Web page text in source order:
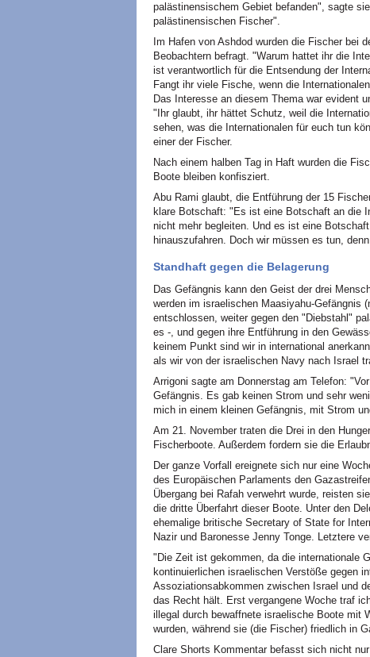
palästinensischem Gebiet befanden", sagte
palästinensischen Fischer".
Im Hafen von Ashdod wurden die Fischer bei
Beobachtern befragt. "Warum hattet ihr die
ist verantwortlich für die Entsendung der
Fangt ihr viele Fische, wenn die
Das Interesse an diesem Thema war evident
"Ihr glaubt, ihr hättet Schutz, weil die
sehen, was die Internationalen für euch tun
einer der Fischer.
Nach einem halben Tag in Haft wurden die
Boote bleiben konfisziert.
Abu Rami glaubt, die Entführung der 15
klare Botschaft: "Es ist eine Botschaft an die
nicht mehr begleiten. Und es ist eine
hinauszufahren. Doch wir müssen es tun,
Standhaft gegen die Belagerung
Das Gefängnis kann den Geist der drei
werden im israelischen Maasiyahu-Gefängnis
entschlossen, weiter gegen den "Diebstahl"
es -, und gegen ihre Entführung in den
keinem Punkt sind wir in international
als wir von der israelischen Navy nach Israel
Arrigoni sagte am Donnerstag am Telefon:
Gefängnis. Es gab keinen Strom und sehr
mich in einem kleinen Gefängnis, mit Strom
Am 21. November traten die Drei in den
Fischerboote. Außerdem fordern sie die
Der ganze Vorfall ereignete sich nur eine
des Europäischen Parlaments den
Übergang bei Rafah verwehrt wurde, reisten
die dritte Überfahrt dieser Boote. Unter den
ehemalige britische Secretary of State for
Nazir und Baronesse Jenny Tonge. Letztere
"Die Zeit ist gekommen, da die internationale
kontinuierlichen israelischen Verstöße gegen
Assoziationsabkommen zwischen Israel und
das Recht hält. Erst vergangene Woche traf
illegal durch bewaffnete israelische Boote mit
wurden, während sie (die Fischer) friedlich in
Clare Shorts Kommentar befasst sich nicht